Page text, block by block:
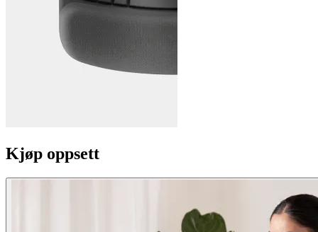
Kjøp oppsett